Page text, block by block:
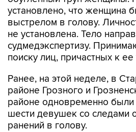
установлено, что женщина
выстрелом в голову.
не установлена. Тело
судмедэкспертизу.
поиску лиц, причастных к ее
Ранее, на этой неделе, в
районе Грозного и
районе одновременно
шести девушек со следами
ранений в голову.